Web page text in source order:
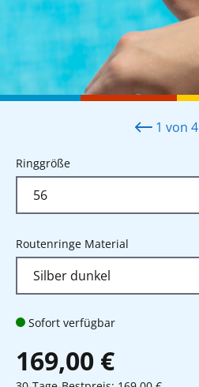
1 von 4
Ringgrößeauswählen
Routenringe Material
Sofort verfügbar
169,00 €